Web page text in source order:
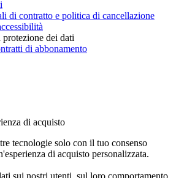
di contratto e politica di cancellazione
dei dati
di abbonamento
di acquisto
tecnologie solo con il tuo consenso
di acquisto personalizzata.